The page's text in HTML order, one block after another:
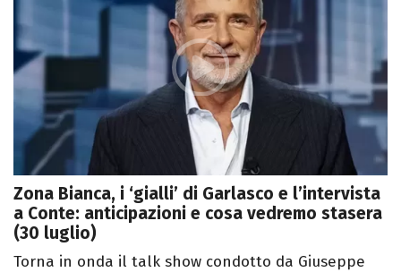
Zona Bianca, i ‘gialli’ di Garlasco e l’intervista
a Conte: anticipazioni e cosa vedremo stasera
(30 luglio)
Torna in onda il talk show condotto da Giuseppe